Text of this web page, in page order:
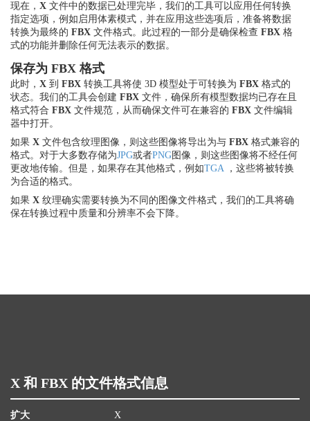
现在， X 文件中的数据已处理完毕，我们的工具可以应用任何转换
指定选项，例如启用体素模式，并在应用这些选项后，准备将数据
转换为最终的 FBX 文件格式。此过程的一部分是确保检查 FBX 格
式的功能并删除任何无法表示的数据。
保存为 FBX 格式
此时， X 到 FBX 转换工具将使 3D 模型处于可转换为 FBX 格式的
状态。我们的工具会创建 FBX 文件，确保所有模型数据均已存在且
格式符合 FBX 文件规范，从而确保文件可在兼容的 FBX 文件编辑
器中打开。
如果 X 文件包含纹理图像，则这些图像将导出为与 FBX 格式兼容的
格式。对于大多数存储为JPG或者PNG图像，则这些图像将不经任何
更改地传输。但是，如果存在其他格式，例如TGA，这些将被转换
为合适的格式。
如果 X 纹理确实需要转换为不同的图像文件格式，我们的工具将确
保在转换过程中质量和分辨率不会下降。
X 和 FBX 的文件格式信息
扩大
X